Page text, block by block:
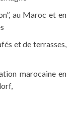
au Maroc et en
et de terrasses,
marocaine en